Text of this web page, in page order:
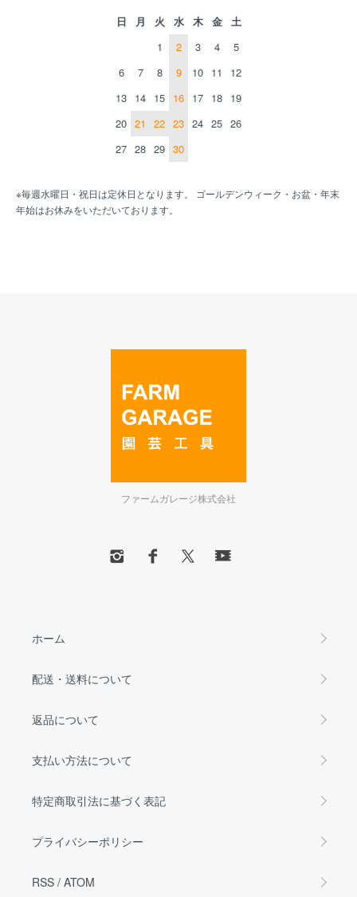
日 月 火 水 木 金
土
1
2 3 4
5
6
7 8 9 10 11
12
13 14 15 16 17 18 19
20 21 22 23 24 25 26
27 28 29 30
※毎週水曜日・祝日は定休日となります。 ゴールデンウィーク・お盆・年末
年始はお休みをいただいております。
ファームガレージ株式会社
ホーム
配送・送料について
返品について
支払い方法について
特定商取引法に基づく表記
プライバシーポリシー
RSS / ATOM